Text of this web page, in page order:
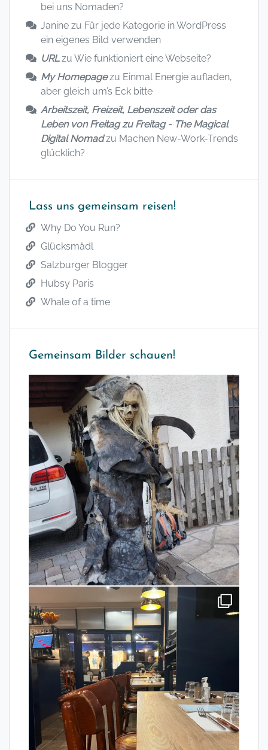
bei uns Nomaden?
Janine zu Für jede Kategorie in WordPress
ein eigenes Bild verwenden
URLzu Wie funktioniert eine Webseite?
My Homepagezu Einmal Energie aufladen,
aber gleich um’s Eck bitte
Arbeitszeit, Freizeit, Lebenszeit oder das
Leben von Freitag zu Freitag - The Magical
Digital Nomadzu Machen New-Work-Trends
glücklich?
Lass uns gemeinsam reisen!
Why Do You Run?
Glücksmädl
Salzburger Blogger
Hubsy Paris
Whale of a time
Gemeinsam Bilder schauen!